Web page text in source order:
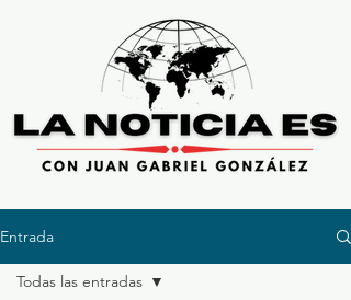
Entrada
Todas las entradas